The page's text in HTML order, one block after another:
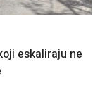
eskaliraju ne